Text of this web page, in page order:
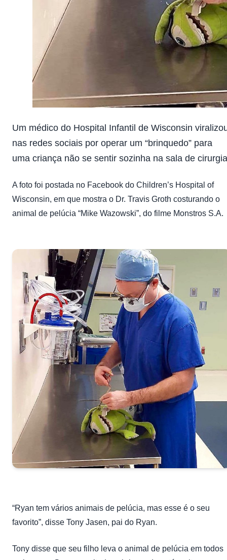
Um médico do Hospital Infantil de Wisconsin
nas redes sociais por operar um “brinquedo” para
uma criança não se sentir sozinha na sala de
A foto foi postada no Facebook do Children’s Hospital of
Wisconsin, em que mostra o Dr. Travis Groth costurando o
animal de pelúcia “Mike Wazowski”, do filme Monstros S.A.
“Ryan tem vários animais de pelúcia, mas esse é o seu
favorito”, disse Tony Jasen, pai do Ryan.
Tony disse que seu filho leva o animal de pelúcia em todos